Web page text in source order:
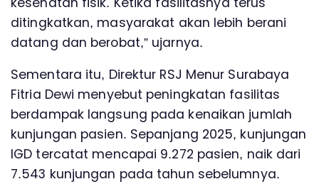
ditingkatkan, masyarakat akan lebih berani
datang dan berobat,” ujarnya.
Sementara itu, Direktur RSJ Menur Surabaya
Fitria Dewi menyebut peningkatan fasilitas
berdampak langsung pada kenaikan jumlah
kunjungan pasien. Sepanjang 2025, kunjungan
IGD tercatat mencapai 9.272 pasien, naik dari
7.543 kunjungan pada tahun sebelumnya.